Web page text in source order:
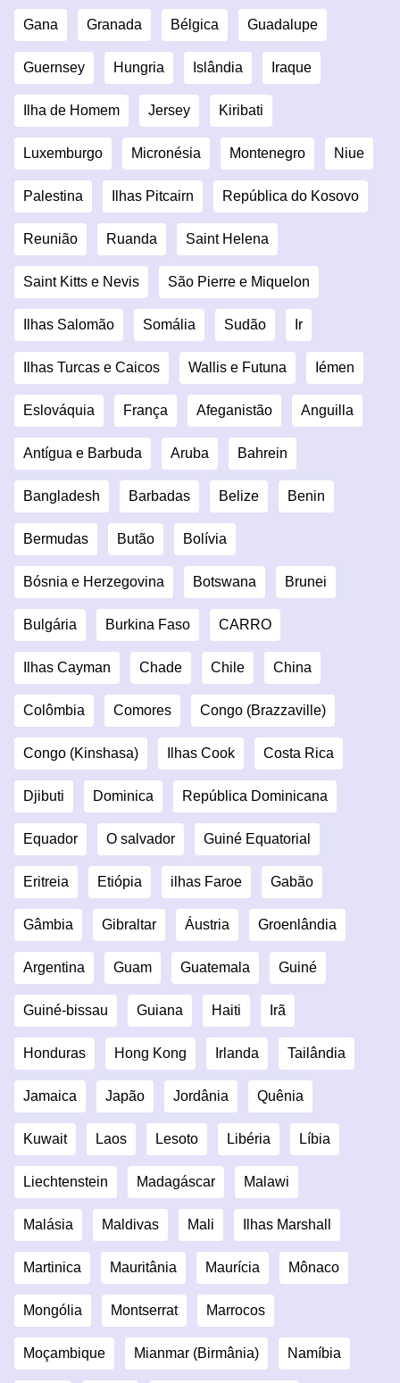
Gana Granada Bélgica Guadalupe
Guernsey Hungria Islândia Iraque
Ilha de Homem Jersey Kiribati
Luxemburgo Micronésia Montenegro Niue
Palestina Ilhas Pitcairn República do Kosovo
Reunião Ruanda Saint Helena
Saint Kitts e Nevis São Pierre e Miquelon
Ilhas Salomão Somália Sudão Ir
Ilhas Turcas e Caicos Wallis e Futuna Iémen
Eslováquia França Afeganistão Anguilla
Antígua e Barbuda Aruba Bahrein
Bangladesh Barbadas Belize Benin
Bermudas Butão Bolívia
Bósnia e Herzegovina Botswana Brunei
Bulgária Burkina Faso CARRO
Ilhas Cayman Chade Chile China
Colômbia Comores Congo (Brazzaville)
Congo (Kinshasa) Ilhas Cook Costa Rica
Djibuti Dominica República Dominicana
Equador O salvador Guiné Equatorial
Eritreia Etiópia ilhas Faroe Gabão
Gâmbia Gibraltar Áustria Groenlândia
Argentina Guam Guatemala Guiné
Guiné-bissau Guiana Haiti Irã
Honduras Hong Kong Irlanda Tailândia
Jamaica Japão Jordânia Quênia
Kuwait Laos Lesoto Libéria Líbia
Liechtenstein Madagáscar Malawi
Malásia Maldivas Mali Ilhas Marshall
Martinica Mauritânia Maurícia Mônaco
Mongólia Montserrat Marrocos
Moçambique Mianmar (Birmânia) Namíbia